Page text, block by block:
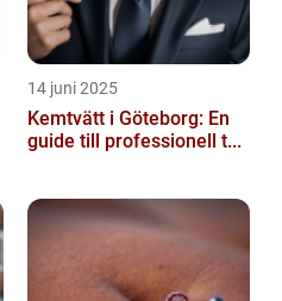
14 juni 2025
Kemtvätt i Göteborg: En
guide till professionell t...